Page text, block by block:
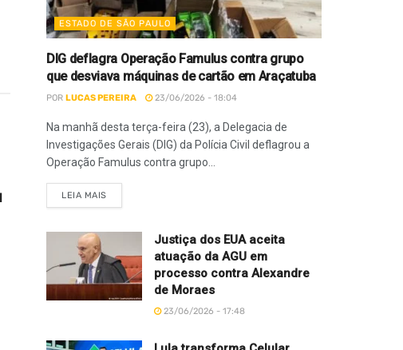
ESTADO DE SÃO PAULO
DIG deflagra Operação Famulus contra grupo
que desviava máquinas de cartão em Araçatuba
POR LUCAS PEREIRA 23/06/2026 - 18:04
Na manhã desta terça-feira (23), a Delegacia de
Investigações Gerais (DIG) da Polícia Civil deflagrou a
Operação Famulus contra grupo...
LEIA MAIS
Justiça dos EUA aceita
atuação da AGU em
processo contra Alexandre
de Moraes
23/06/2026 - 17:48